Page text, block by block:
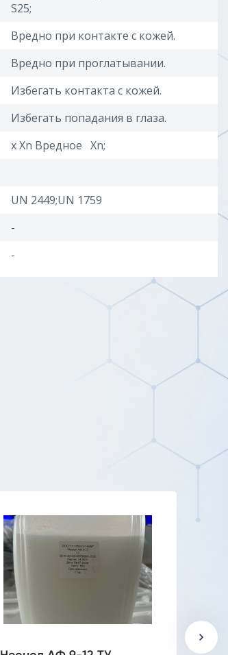
S25;
Вредно при контакте с кожей.
Вредно при проглатывании.
Избегать контакта с кожей.
Избегать попадания в глаза.
x Xn Вредное Xn;
UN 2449;UN 1759
-
-